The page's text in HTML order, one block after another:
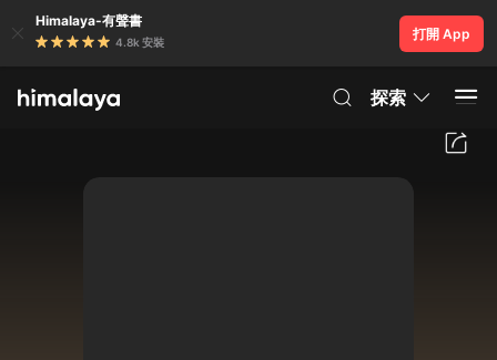
Himalaya-有聲書
4.8k 安裝
打開 App
探索